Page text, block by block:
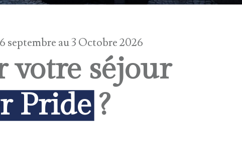
septembre au 3 Octobre 2026
votre séjour
Pride ?